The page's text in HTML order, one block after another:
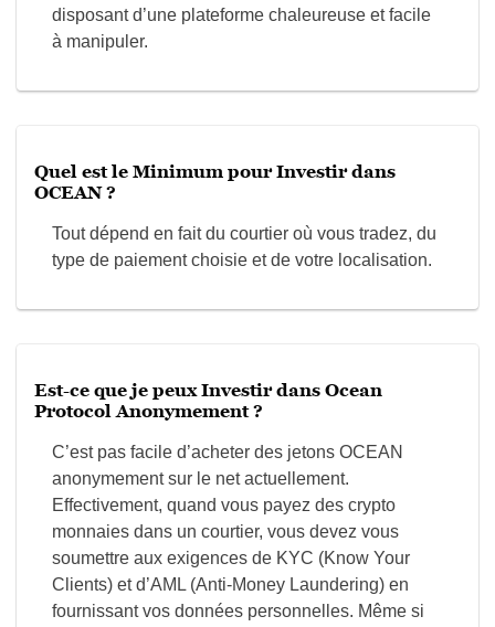
disposant d’une plateforme chaleureuse et facile
à manipuler.
Quel est le Minimum pour Investir dans
OCEAN ?
Tout dépend en fait du courtier où vous tradez, du
type de paiement choisie et de votre localisation.
Est-ce que je peux Investir dans Ocean
Protocol Anonymement ?
C’est pas facile d’acheter des jetons OCEAN
anonymement sur le net actuellement.
Effectivement, quand vous payez des crypto
monnaies dans un courtier, vous devez vous
soumettre aux exigences de KYC (Know Your
Clients) et d’AML (Anti-Money Laundering) en
fournissant vos données personnelles. Même si